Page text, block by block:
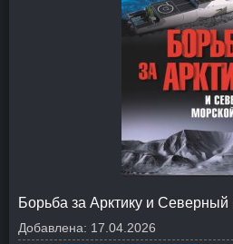
Борьба за Арктику и Северный
Добавлена: 17.04.2026